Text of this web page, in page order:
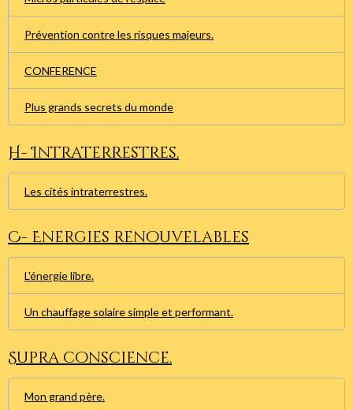
Prévention contre les risques majeurs.
CONFERENCE
Plus grands secrets du monde
H- Intraterrestres.
Les cités intraterrestres.
C- Energies renouvelables
L'énergie libre.
Un chauffage solaire simple et performant.
Supra conscience.
Mon grand père.